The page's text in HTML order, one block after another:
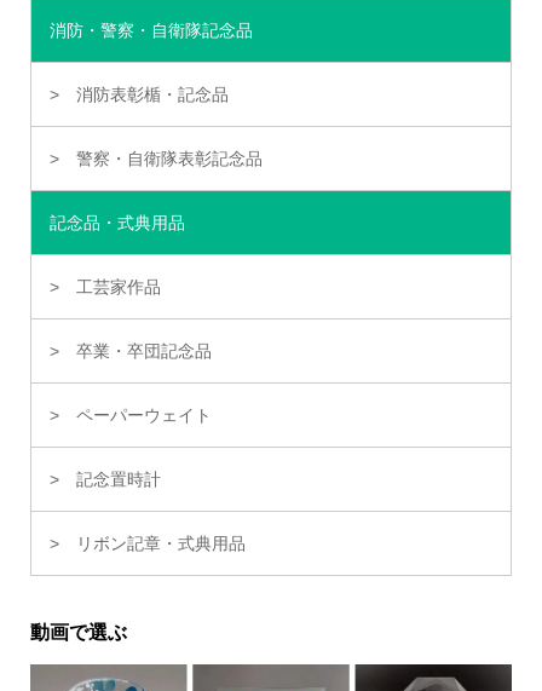
消防・警察・自衛隊記念品
消防表彰楯・記念品
警察・自衛隊表彰記念品
記念品・式典用品
工芸家作品
卒業・卒団記念品
ペーパーウェイト
記念置時計
リボン記章・式典用品
動画で選ぶ